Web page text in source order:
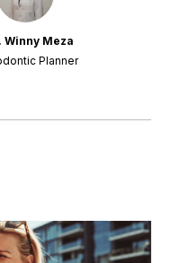
Winny Meza
Planner